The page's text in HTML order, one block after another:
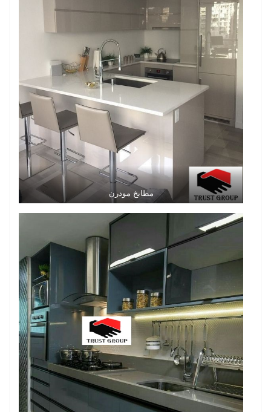
مطابخ مودرن